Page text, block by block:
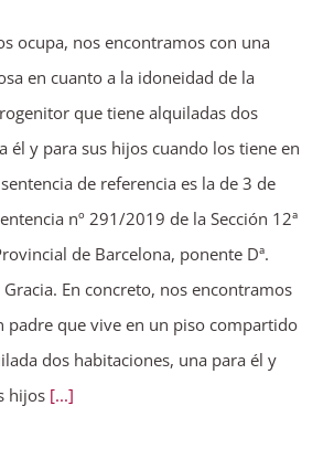
ocupa, nos encontramos con una
en cuanto a la idoneidad de la
que tiene alquiladas dos
él y para sus hijos cuando los tiene en
de referencia es la de 3 de
nº 291/2019 de la Sección 12ª
de Barcelona, ponente Dª.
En concreto, nos encontramos
padre que vive en un piso compartido
dos habitaciones, una para él y
hijos [...]